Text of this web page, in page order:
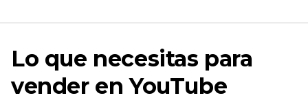
Lo que necesitas para
vender en YouTube